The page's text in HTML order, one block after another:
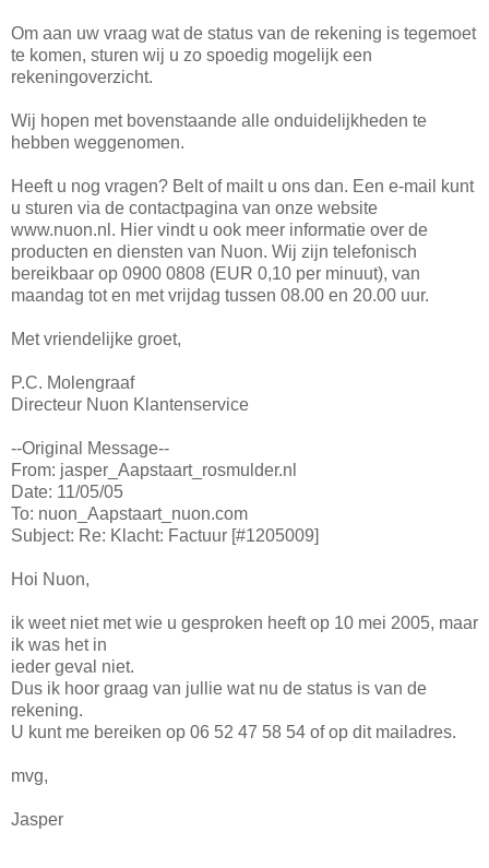
Om aan uw vraag wat de status van de rekening is tegemoet
te komen, sturen wij u zo spoedig mogelijk een
rekeningoverzicht.
Wij hopen met bovenstaande alle onduidelijkheden te
hebben weggenomen.
Heeft u nog vragen? Belt of mailt u ons dan. Een e-mail kunt
u sturen via de contactpagina van onze website
www.nuon.nl. Hier vindt u ook meer informatie over de
producten en diensten van Nuon. Wij zijn telefonisch
bereikbaar op 0900 0808 (EUR 0,10 per minuut), van
maandag tot en met vrijdag tussen 08.00 en 20.00 uur.
Met vriendelijke groet,
P.C. Molengraaf
Directeur Nuon Klantenservice
--Original Message--
From: jasper_Aapstaart_rosmulder.nl
Date: 11/05/05
To: nuon_Aapstaart_nuon.com
Subject: Re: Klacht: Factuur [#1205009]
Hoi Nuon,
ik weet niet met wie u gesproken heeft op 10 mei 2005, maar
ik was het in
ieder geval niet.
Dus ik hoor graag van jullie wat nu de status is van de
rekening.
U kunt me bereiken op 06 52 47 58 54 of op dit mailadres.
mvg,
Jasper